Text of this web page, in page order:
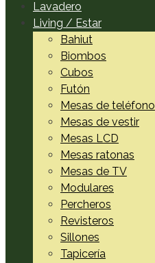
Lavadero
Living / Estar
Bahiut
Biombos
Cubos
Futón
Mesas de teléfono
Mesas de vestir
Mesas LCD
Mesas ratonas
Mesas de TV
Modulares
Percheros
Revisteros
Sillones
Tapicería